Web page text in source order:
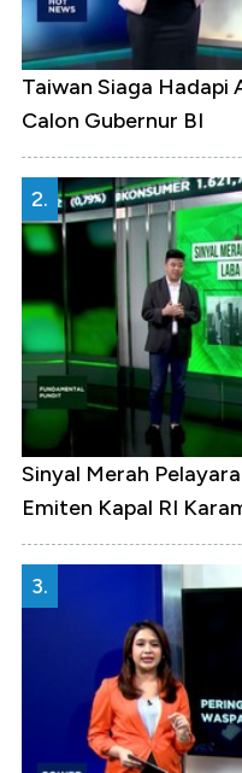
Taiwan Siaga Hadapi
Calon Gubernur BI
2.
Sinyal Merah
Emiten Kapal RI
3.